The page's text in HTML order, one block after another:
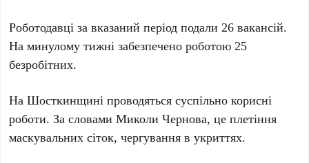
Роботодавці за вказаний період подали 26 вакансій.
На минулому тижні забезпечено роботою 25
безробітних.
На Шосткинщині проводяться суспільно корисні
роботи. За словами Миколи Чернова, це плетіння
маскувальних сіток, чергування в укриттях.